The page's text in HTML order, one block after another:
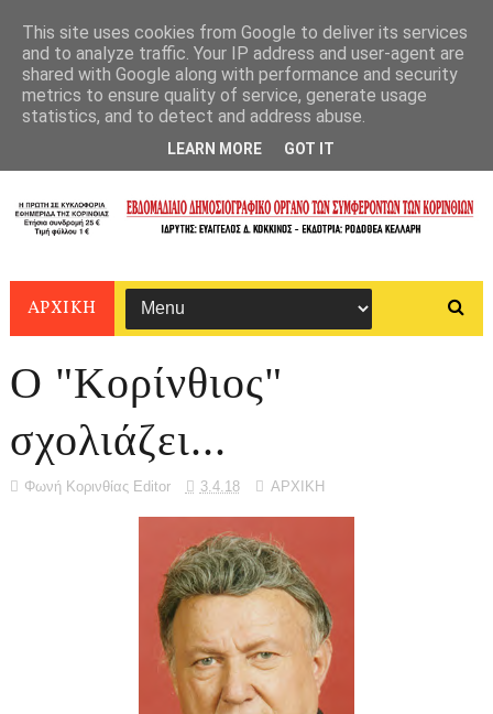
ΑΡΧΙΚΗ
Ο "Κορίνθιος"
σχολιάζει...
Φωνή Κορινθίας Editor 3.4.18 ΑΡΧΙΚΗ
This site uses cookies from Google to deliver its services
and to analyze traffic. Your IP address and user-agent are
shared with Google along with performance and security
metrics to ensure quality of service, generate usage
statistics, and to detect and address abuse.
LEARN MORE GOT IT